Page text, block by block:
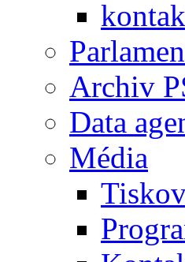
Archiv
Data
Média